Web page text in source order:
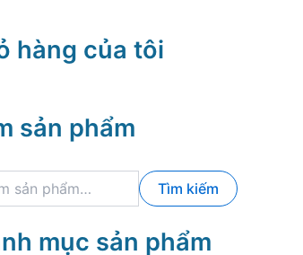
hàng của tôi
sản phẩm
Tìm kiếm
mục sản phẩm